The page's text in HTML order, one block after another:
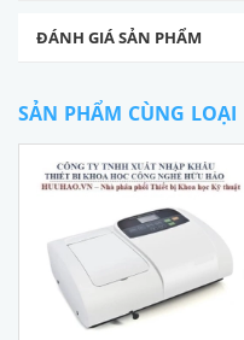
ĐÁNH GIÁ SẢN PHẨM
SẢN PHẨM CÙNG LOẠI